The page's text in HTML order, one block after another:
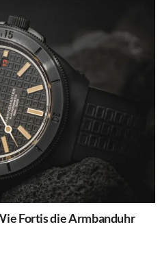
Fortis die Armbanduhr